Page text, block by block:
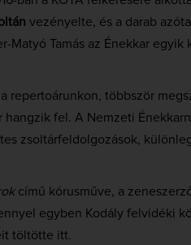
vezényelte, és a darab
Matyó Tamás az Énekkar egyik
repertoárunkon, többször
fel. A Nemzeti
zsoltárfeldolgozások,
című kórusműve, a
egyben Kodály felvidéki
töltötte itt.